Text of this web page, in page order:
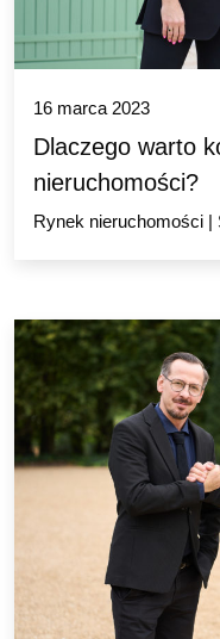
16 marca 2023
Dlaczego warto
nieruchomości?
Rynek nieruchomości|